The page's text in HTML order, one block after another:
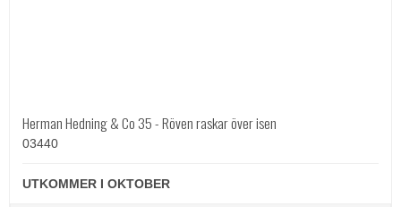
Herman Hedning & Co 35 - Röven raskar över isen
03440
UTKOMMER I OKTOBER